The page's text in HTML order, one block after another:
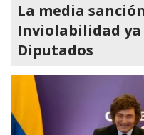
La media
Inviolabilidad
Diputados